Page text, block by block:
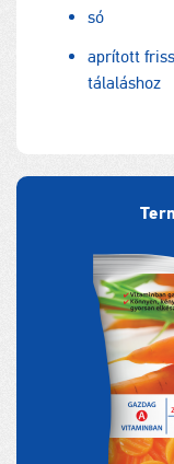
só
aprított
tálaláshoz